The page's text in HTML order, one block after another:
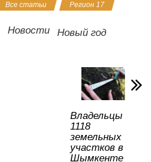
n
o
e
gr
.R
u
er р
а
и
ть
Все статьи Регион 17
Новости
Новый год
Владельцы
1118
земельных
участков в
Шымкенте